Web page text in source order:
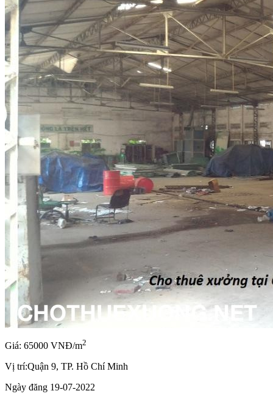
Giá: 65000 VNĐ/m2
Vị trí:Quận 9, TP. Hồ Chí Minh
Ngày đăng 19-07-2022